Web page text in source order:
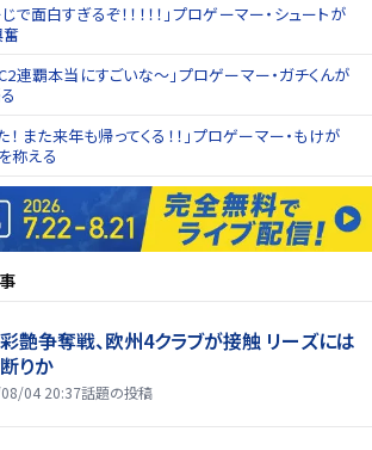
で面白すぎるぞ！！！！！」プロゲーマー・シュートが
奮
連覇本当にすごいな〜」プロゲーマー・ガチくんが
！ また来年も帰ってくる！！」プロゲーマー・もけが
称える
艶争奪戦、欧州4クラブが接触 リーズには
りか
04 20:37話題の投稿